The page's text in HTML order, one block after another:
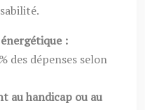
:
des dépenses selon
au handicap ou au